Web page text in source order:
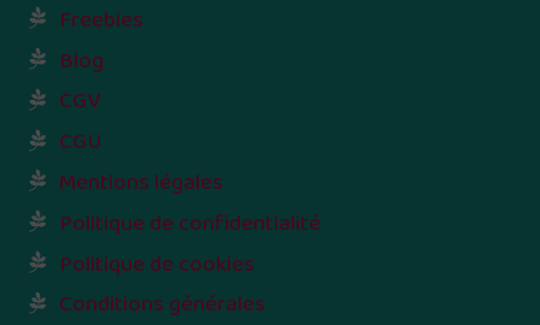
Freebies
Blog
CGV
CGU
Mentions légales
Politique de confidentialité
Politique de cookies
Conditions générales